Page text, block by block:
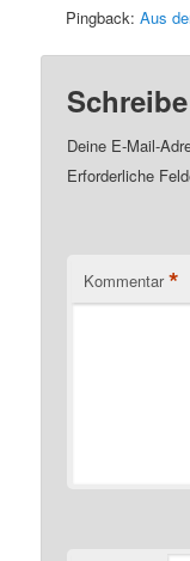
Pingback:Aus
Deine E-Mail-
Erforderliche
Kommentar *